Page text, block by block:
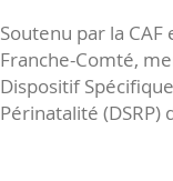
Soutenu par la CAF
Franche-Comté,
Dispositif
Périnatalité (DSRP)